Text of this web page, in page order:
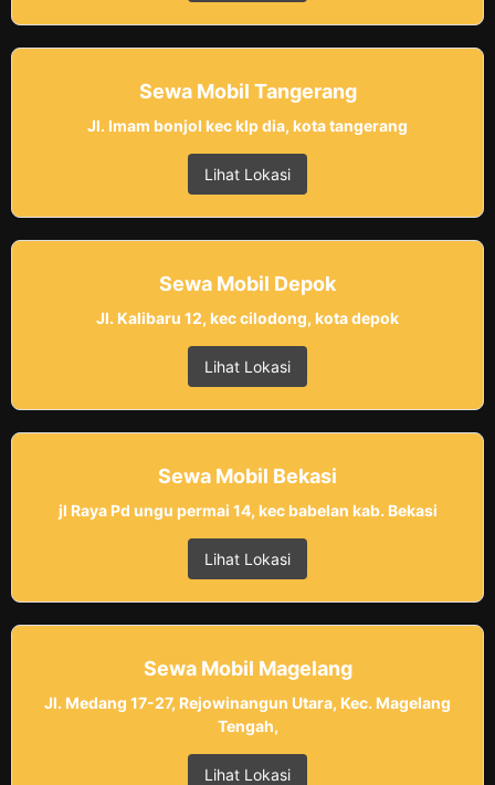
Sewa Mobil Tangerang
Jl. Imam bonjol kec klp dia, kota tangerang
Lihat Lokasi
Sewa Mobil Depok
Jl. Kalibaru 12, kec cilodong, kota depok
Lihat Lokasi
Sewa Mobil Bekasi
jl Raya Pd ungu permai 14, kec babelan kab. Bekasi
Lihat Lokasi
Sewa Mobil Magelang
Jl. Medang 17-27, Rejowinangun Utara, Kec. Magelang
Tengah,
Lihat Lokasi